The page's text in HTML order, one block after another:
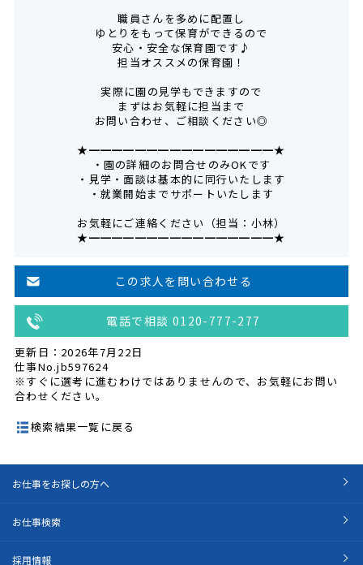
職員さんを多めに配置し
ゆとりをもって保育ができるので
安心・安全な保育園です♪
担当オススメの保育園！
実際に園の見学もできますので
まずはお気軽に担当まで
お問い合わせ、ご相談ください◎
★━━━━━━━━━━━━━━━━★
・園の詳細のお問合せのみOKです
・見学・面談は基本的に同行いたします
・就業開始までサポートいたします
お気軽にご連絡ください（担当：小林）
★━━━━━━━━━━━━━━━━★
この求人を問い合わせる
電話で相談 0120-777-277
更新日：2026年7月22日
仕事No.jb597624
※すぐに選考に進むわけではありませんので、お気軽にお問い
合わせください。
検索結果一覧に戻る
お仕事をお探しの方へ
お仕事検索
採用情報